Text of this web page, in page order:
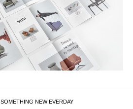
SOMETHING NEW EVERDAY